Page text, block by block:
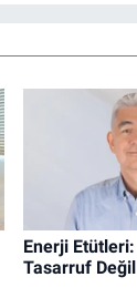
Enerji
Tasarruf Değil